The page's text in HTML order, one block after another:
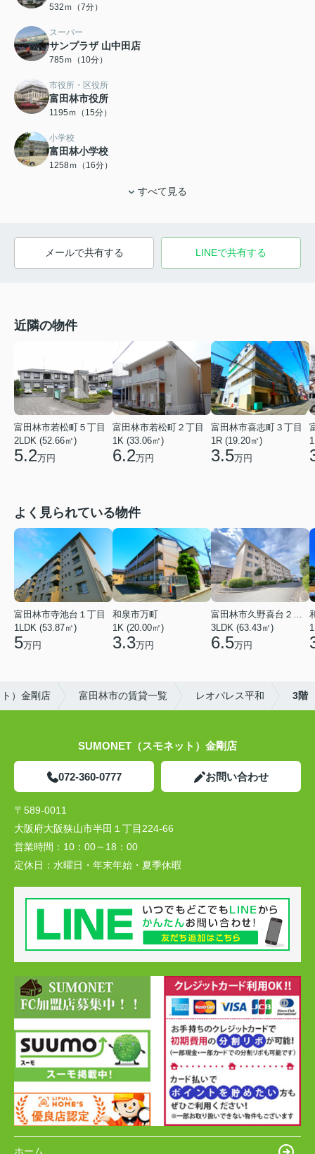
532ｍ（7分）
スーパー
サンプラザ 山中田店
785ｍ（10分）
市役所・区役所
富田林市役所
1195ｍ（15分）
小学校
富田林小学校
1258ｍ（16分）
すべて見る
メールで共有する LINEで共有する
近隣の物件
富田林市若松町５丁目
2LDK (52.66㎡)
5.2万円
富田林市若松町２丁目
1K (33.06㎡)
6.2万円
富田林市喜志町３丁目
1R (19.20㎡)
3.5万円
よく見られている物件
富田林市寺池台１丁目
1LDK (53.87㎡)
5万円
和泉市万町
1K (20.00㎡)
3.3万円
富田林市久野喜台２丁目
3LDK (63.43㎡)
6.5万円
）金剛店 富田林市の賃貸一覧 レオパレス平和 3階
SUMONET（スモネット）金剛店
072-360-0777 お問い合わせ
〒589-0011
大阪府大阪狭山市半田１丁目224-66
営業時間： 10：00～18：00
定休日： 水曜日・年末年始・夏季休暇
ホーム